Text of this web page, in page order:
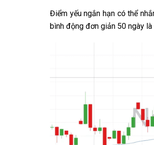
Điểm yếu ngắn hạn có thể
bình động đơn giản 50 ngày là